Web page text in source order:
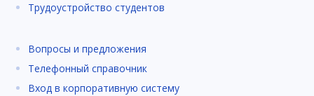
Трудоустройство студентов
Вопросы и предложения
Телефонный справочник
Вход в корпоративную систему